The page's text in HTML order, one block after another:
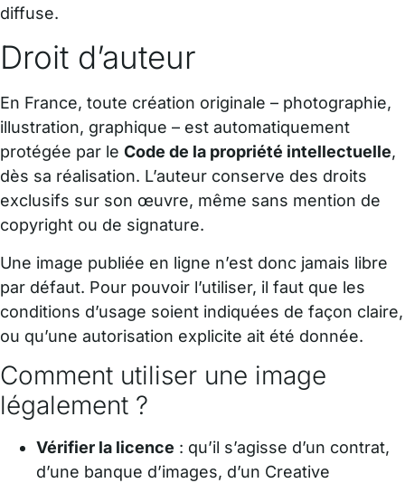
diffuse.
Droit d’auteur
En France, toute création originale – photographie,
illustration, graphique – est automatiquement
protégée par le Code de la propriété intellectuelle,
dès sa réalisation. L’auteur conserve des droits
exclusifs sur son œuvre, même sans mention de
copyright ou de signature.
Une image publiée en ligne n’est donc jamais libre
par défaut. Pour pouvoir l’utiliser, il faut que les
conditions d’usage soient indiquées de façon claire,
ou qu’une autorisation explicite ait été donnée.
Comment utiliser une image
légalement ?
Vérifier la licence : qu’il s’agisse d’un contrat,
d’une banque d’images, d’un Creative